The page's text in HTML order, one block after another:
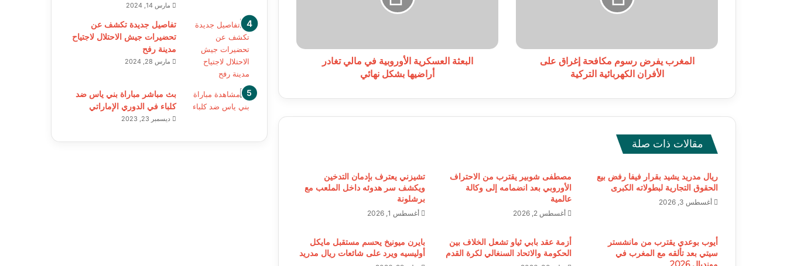
التركية
المغرب يفرض رسوم مكافحة إغراق على
الأفران الكهربائية التركية
نهائي
البعثة العسكرية الأوروبية في مالي تغادر
أراضيها بشكل نهائي
مقالات ذات صلة
ريال مدريد يشيد بقرار فيفا رفض بيع
الحقوق التجارية لبطولاته الكبرى
أغسطس 3, 2026
مصطفى شوبير يقترب من الاحتراف
الأوروبي بعد انضمامه إلى وكالة
عالمية
أغسطس 2, 2026
تشيزني يعترف بإدمان التدخين
ويكشف سر هدوئه داخل الملعب مع
برشلونة
أغسطس 1, 2026
أيوب بوعدي يقترب من مانشستر
سيتي بعد تألقه مع المغرب في
أزمة عقد بابي ثياو تشعل الخلاف بين
الحكومة والاتحاد السنغالي لكرة القدم
بايرن ميونيخ يحسم مستقبل مايكل
أوليسيه ويرد على شائعات ريال مدريد
مارس 14, 2024
تفاصيل جديدة تكشف عن
تحضيرات جيش الاحتلال لاجتياح
مدينة رفح
مارس 28, 2024
بث مباشر مباراة بني ياس ضد
كلباء في الدوري الإماراتي
ديسمبر 23, 2023